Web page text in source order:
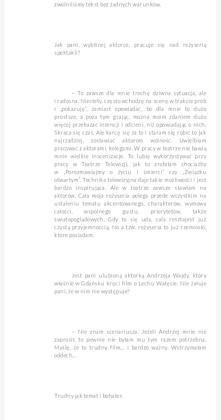
zwolniliśmy tekst bez żadnych warunków.
Jak pani, wybitnej aktorce, pracuje się nad reżyserią
spektakli?
– To zawsze dla mnie trochę dziwna sytuacja, ale
i radosna. Niestety, często wchodzę na scenę w trakcie prób
i „pokazuję”, zamiast opowiadać, bo dla mnie to dużo
prostsze, a poza tym grając, można moim zdaniem dużo
więcej przekazać intencji i odcieni, niż opowiadając o nich.
Skraca się czas. Ale karcę się za to i staram się robić to jak
najrzadziej, zostawiać aktorom wolność. Uwielbiam
pracować z aktorami, kolegami. W pracy w teatrze nie bawią
mnie wielkie inscenizacje. To lubię wykorzystywać przy
pracy w Teatrze Telewizji, jak to zrobiłam chociażby
w „Porozmawiajmy o życiu i śmierci” czy „Związku
otwartym”. Technika telewizyjna daje takie możliwości i jest
bardzo inspirująca. Ale w teatrze zawsze stawiam na
aktorów. Cała moja reżyseria polega przede wszystkim na
ustaleniu tematu akcentowanego, charakterów, wymowy
całości, wspólnego gustu, priorytetów, także
światopoglądowych. Gdy to się uda, cala resztajest już
czystą przyjemnością. No a tzw. reżyseria to już rzemiosło,
które posiadam.
Jest pani ulubioną aktorką Andrzeja Wajdy, który
właśnie w Gdańsku kręci film o Lechu Wałęsie. Nie żałuje
pani, że w nim nie występuje?
– Nie znam scenariusza. Jeżeli Andrzej mnie nie
zaprosił, to pewnie nie byłam mu tym razem potrzebna.
Myślę, że to trudny film… i bardzo ważny. Wstrzymałam
oddech…
Trudny jak temat i bohater.